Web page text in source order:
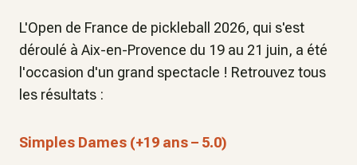
L'Open de France de pickleball 2026, qui s'est
déroulé à Aix-en-Provence du 19 au 21 juin, a été
l'occasion d'un grand spectacle ! Retrouvez tous
les résultats :
Simples Dames (+19 ans – 5.0)